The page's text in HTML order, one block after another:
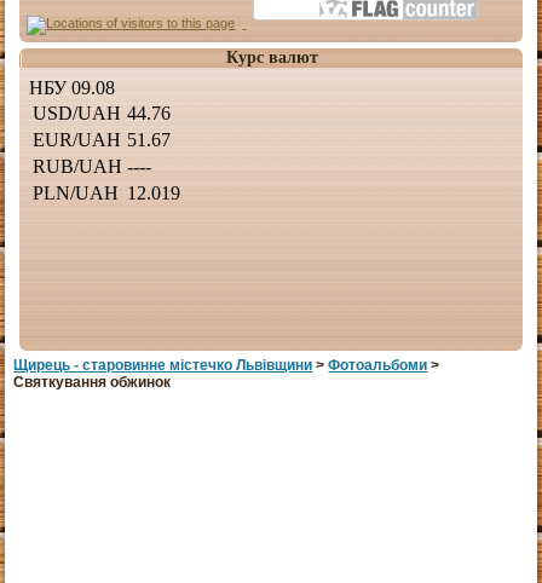
Курс валют
Щирець - старовинне мiстечко Львiвщини >Фотоальбоми >
Святкування обжинок